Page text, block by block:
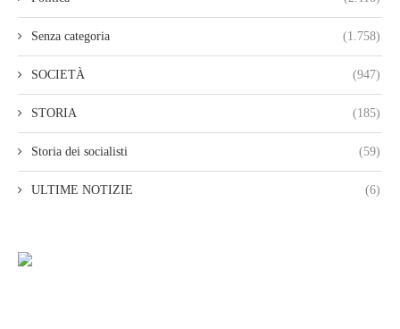
Senza categoria (1.758)
SOCIETÀ (947)
STORIA (185)
Storia dei socialisti (59)
ULTIME NOTIZIE (6)